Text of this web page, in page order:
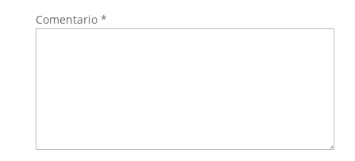
Comentario *